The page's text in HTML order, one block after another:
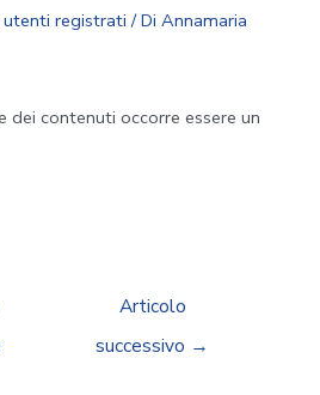
registrati / DiAnnamaria
dei contenuti occorre essere un
Articolo
successivo →